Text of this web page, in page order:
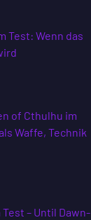
Test: Wenn das
of Cthulhu im
Waffe, Technik
– Until Dawn-